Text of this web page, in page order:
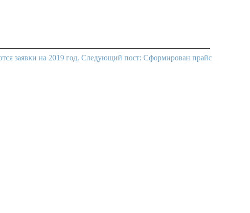
заявки на 2019 год. Следующий пост: Сформирован прайс